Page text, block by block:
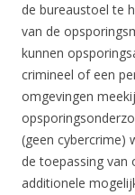
de bureaustoel te
van de
kunnen
crimineel of een
omgevingen
(geen cybercrime)
de toepassing van
additionele